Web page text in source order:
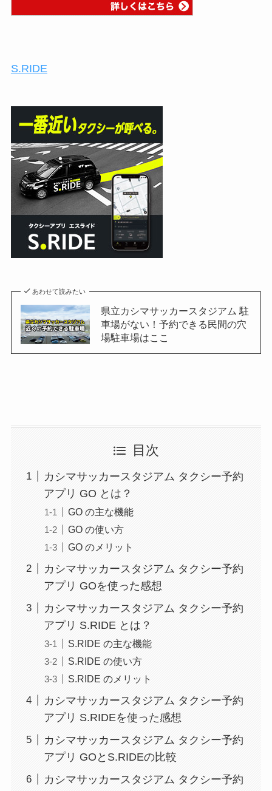
S.RIDE
あわせて読みたい
県立カシマサッカースタジアム 駐
車場がない！予約できる民間の穴
場駐車場はここ
目次
カシマサッカースタジアム タクシー予約
アプリ GO とは？
GO の主な機能
GO の使い方
GO のメリット
カシマサッカースタジアム タクシー予約
アプリ GOを使った感想
カシマサッカースタジアム タクシー予約
アプリ S.RIDE とは？
S.RIDE の主な機能
S.RIDE の使い方
S.RIDE のメリット
カシマサッカースタジアム タクシー予約
アプリ S.RIDEを使った感想
カシマサッカースタジアム タクシー予約
アプリ GOとS.RIDEの比較
カシマサッカースタジアム タクシー予約